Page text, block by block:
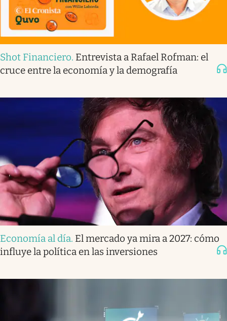
Shot Financiero. Entrevista a Rafael Rofman: el
cruce entre la economía y la demografía
Economía al día. El mercado ya mira a 2027: cómo
influye la política en las inversiones